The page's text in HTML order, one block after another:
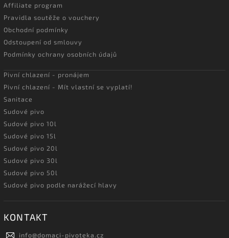
Affiliate program
Pravidla soutěže o vouchery
Obchodní podmínky
Odstoupení od smlouvy
Podmínky ochrany osobních údajů
Pivní chlazení - pronájem
Pivní chlazení - Mít vlastní se vyplatí!
Sanitace
Sudové pivo
Sudové pivo 10l
Sudové pivo 15l
Sudové pivo 20l
Sudové pivo 30l
Sudové pivo 50l
Sudové pivo podle narážecí hlavy
KONTAKT
info@domaci-pivoteka.cz